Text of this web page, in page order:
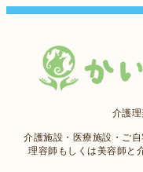
介護
介護施設・医療施設・ご
理容師もしくは美容師と